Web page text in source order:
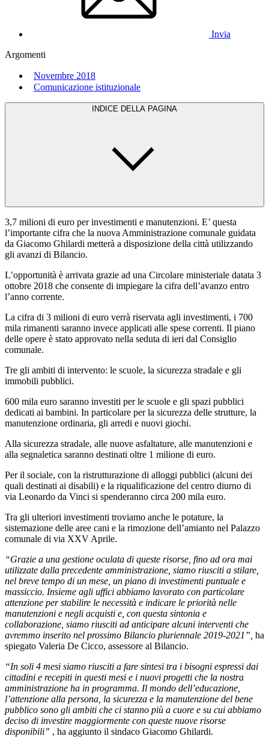
Invia
Argomenti
Novembre 2018
Comunicazione istituzionale
INDICE DELLA PAGINA
3,7 milioni di euro per investimenti e manutenzioni. E’ questa
l’importante cifra che la nuova Amministrazione comunale guidata
da Giacomo Ghilardi metterà a disposizione della città utilizzando
gli avanzi di Bilancio.
L’opportunità è arrivata grazie ad una Circolare ministeriale datata 3
ottobre 2018 che consente di impiegare la cifra dell’avanzo entro
l’anno corrente.
La cifra di 3 milioni di euro verrà riservata agli investimenti, i 700
mila rimanenti saranno invece applicati alle spese correnti. Il piano
delle opere è stato approvato nella seduta di ieri dal Consiglio
comunale.
Tre gli ambiti di intervento: le scuole, la sicurezza stradale e gli
immobili pubblici.
600 mila euro saranno investiti per le scuole e gli spazi pubblici
dedicati ai bambini. In particolare per la sicurezza delle strutture, la
manutenzione ordinaria, gli arredi e nuovi giochi.
Alla sicurezza stradale, alle nuove asfaltature, alle manutenzioni e
alla segnaletica saranno destinati oltre 1 milione di euro.
Per il sociale, con la ristrutturazione di alloggi pubblici (alcuni dei
quali destinati ai disabili) e la riqualificazione del centro diurno di
via Leonardo da Vinci si spenderanno circa 200 mila euro.
Tra gli ulteriori investimenti troviamo anche le potature, la
sistemazione delle aree cani e la rimozione dell’amianto nel Palazzo
comunale di via XXV Aprile.
“Grazie a una gestione oculata di queste risorse, fino ad ora mai
utilizzate dalla precedente amministrazione, siamo riusciti a stilare,
nel breve tempo di un mese, un piano di investimenti puntuale e
massiccio. Insieme agli uffici abbiamo lavorato con particolare
attenzione per stabilire le necessità e indicare le priorità nelle
manutenzioni e negli acquisti e, con questa sintonia e
collaborazione, siamo riusciti ad anticipare alcuni interventi che
avremmo inserito nel prossimo Bilancio pluriennale 2019-2021”, ha
spiegato Valeria De Cicco, assessore al Bilancio.
“In soli 4 mesi siamo riusciti a fare sintesi tra i bisogni espressi dai
cittadini e recepiti in questi mesi e i nuovi progetti che la nostra
amministrazione ha in programma. Il mondo dell’educazione,
l’attenzione alla persona, la sicurezza e la manutenzione del bene
pubblico sono gli ambiti che ci stanno più a cuore e su cui abbiamo
deciso di investire maggiormente con queste nuove risorse
disponibili” , ha aggiunto il sindaco Giacomo Ghilardi.